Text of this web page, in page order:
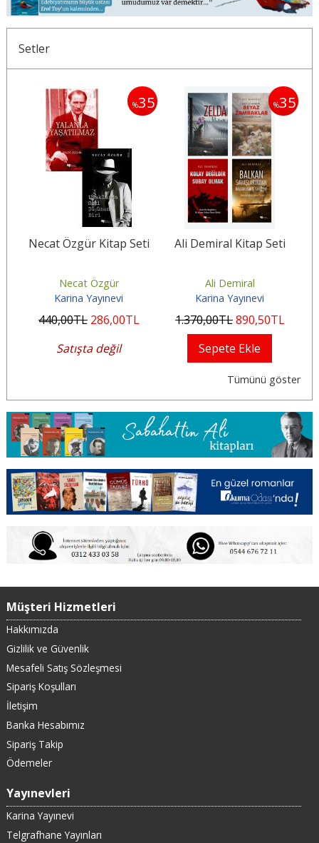
Setler
%35
Necat Özgür Kitap Seti
Necat Özgür
Karina Yayınevi
440,00TL 286,00TL
Satışta değil
%35
Ali Demiral Kitap Seti
Ali Demiral
Karina Yayınevi
1.370,00TL890,50TL
Sepete Ekle
Tümünü göster
Müşteri Hizmetleri
Hakkımızda
Gizlilik ve Güvenlik
Mesafeli Satış Sözleşmesi
Sipariş Koşulları
İletişim
Banka Hesabımız
Sipariş Takip
Ödemeler
Yayınevleri
Karina Yayınevi
Telgrafhane Yayınları